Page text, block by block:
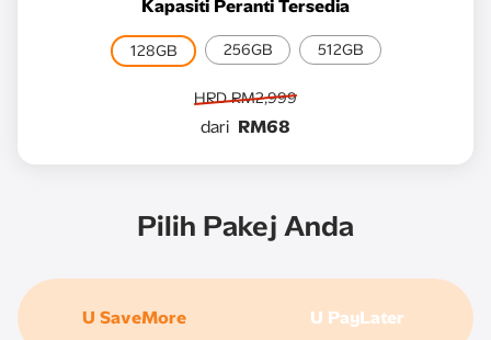
Kapasiti Peranti Tersedia
128GB 256GB 512GB
HRD RM2,999
dari RM68
Pilih Pakej Anda
U SaveMore U PayLater